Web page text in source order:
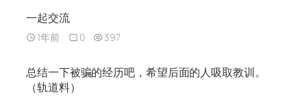
一起交流
1年前 0 397
总结一下被骗的经历吧，希望后面的人吸取教训。
（轨道料）